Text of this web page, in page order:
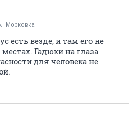
Морковка
есть везде, и там его не
Гадюки на глаза
для человека не